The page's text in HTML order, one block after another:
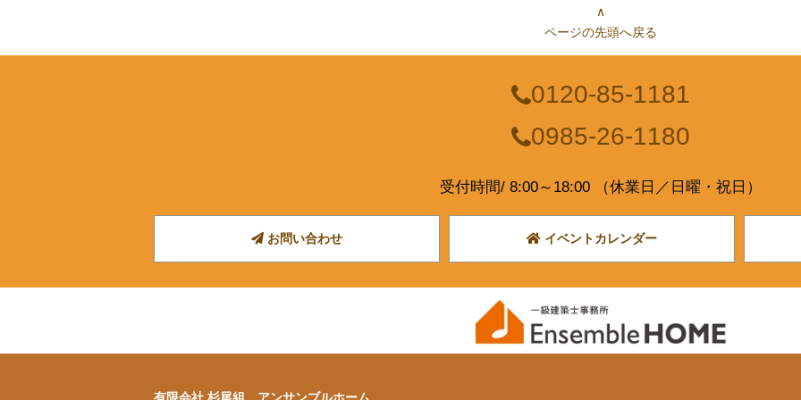
∧
ページの先頭へ戻る
0120-85-1181
0985-26-1180
受付時間/ 8:00～18:00 （休業日／日曜・祝日）
お問い合わせ イベントカレンダー
有限会社 杉尾組 アンサンブルホーム